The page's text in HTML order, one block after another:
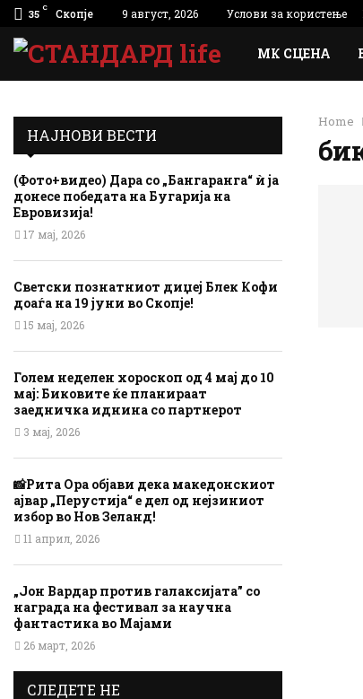
35 C Скопје 9 август, 2026 Услови за користење
МК СЦЕНА
Home
НАЈНОВИ ВЕСТИ
(Фото+видео) Дара со „Бангаранга“ ѝ ја
донесе победата на Бугарија на
Евровизија!
17 мај, 2026
Светски познатниот диџеј Блек Кофи
доаѓа на 19 јуни во Скопје!
15 мај, 2026
Голем неделен хороскоп од 4 мај до 10
мај: Биковите ќе планираат
заедничка иднина со партнерот
3 мај, 2026
📸Рита Ора објави дека македонскиот
ајвар „Перустија“ е дел од нејзиниот
избор во Нов Зеланд!
11 април, 2026
„Јон Вардар против галаксијата” со
награда на фестивал за научна
фантастика во Мајами
26 март, 2026
СЛЕДЕТЕ НЕ